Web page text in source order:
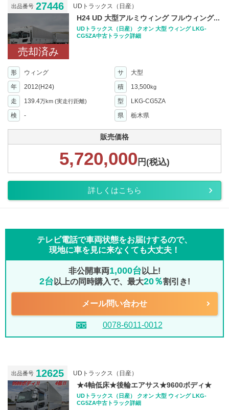
出品番号 27446 UDトラックス（日産）
売却済み
H24 UD 大型アルミウィング フルウィング...
UDトラックス（日産） クオン 大型 ウィング LKG-
CG5ZA中古トラック詳細
形 ウィング サ
大型
年
2012(H24) 積 13,500kg
走 139.4万km (実走行距離) 型
LKG-CG5ZA
検
- 県 栃木県
販売価格
5,720,000 円(税込)
詳しくはこちら
テレビ電話で車両状態をお届けするので、
現地に車を見に来なくても大丈夫！
非公開車両1,000台 以上!
2台 以上の同時購入で、最大20％割引き!
メール問い合わせ
0078-6011-0012
出品番号 12625 UDトラックス（日産）
★4軸低床★後輪エアサス★9600ボディ★
UDトラックス（日産） クオン 大型 ウィング LKG-
CG5ZA中古トラック詳細